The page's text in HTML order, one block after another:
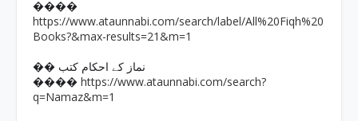
����
https://www.ataunnabi.com/search/label/All%20Fiqh%20
Books?&max-results=21&m=1
�� نماز کے احکام کتب
���� https://www.ataunnabi.com/search?
q=Namaz&m=1